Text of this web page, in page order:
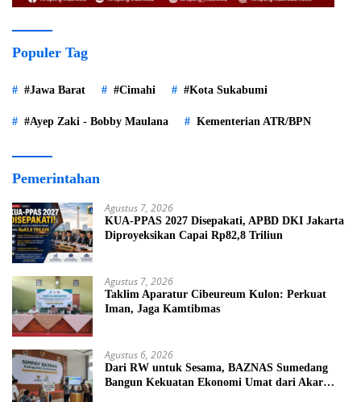
Populer Tag
#Jawa Barat #Cimahi #Kota Sukabumi
#Ayep Zaki - Bobby Maulana Kementerian ATR/BPN
Pemerintahan
Agustus 7, 2026
KUA-PPAS 2027 Disepakati, APBD DKI Jakarta
Diproyeksikan Capai Rp82,8 Triliun
Agustus 7, 2026
Taklim Aparatur Cibeureum Kulon: Perkuat
Iman, Jaga Kamtibmas
Agustus 6, 2026
Dari RW untuk Sesama, BAZNAS Sumedang
Bangun Kekuatan Ekonomi Umat dari Akar